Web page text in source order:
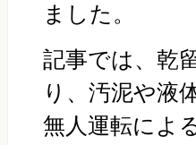
ました。
記事では、乾
り、汚泥や液
無人運転によ